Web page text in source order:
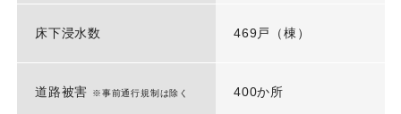
床下浸水数 469戸（棟）
道路被害 ※事前通行規制は除く 400か所